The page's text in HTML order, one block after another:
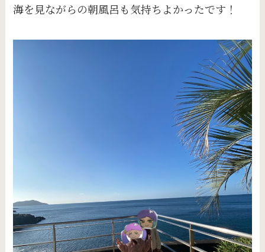
海を見ながらの朝風呂も気持ちよかったです！